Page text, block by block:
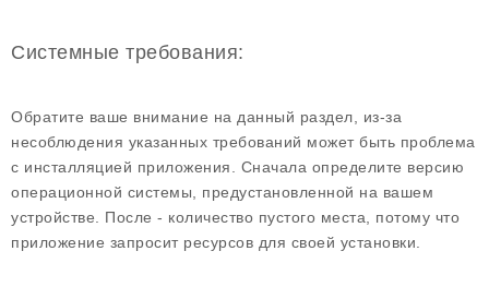
Системные требования:
Обратите ваше внимание на данный раздел, из-за
несоблюдения указанных требований может быть проблема
с инсталляцией приложения. Сначала определите версию
операционной системы, предустановленной на вашем
устройстве. После - количество пустого места, потому что
приложение запросит ресурсов для своей установки.